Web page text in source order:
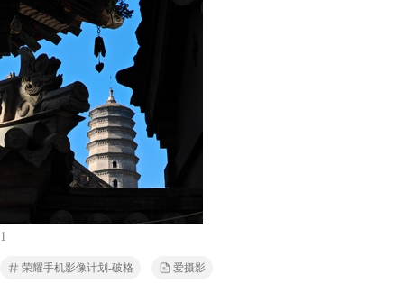
1
荣耀手机影像计划-破格 爱摄影